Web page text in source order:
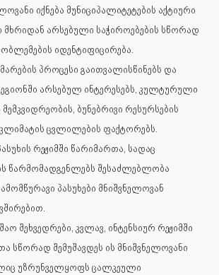
იქნება მუნიციპალიტეტების აქტიური
არსებული საჭიროებების სწორად
იდენტიფიცირება.
პროცესი გაითვალისწინებს და
არსებულ ინტერესებს, კულტურული
ბუნებრივი რესურსების
კლიმატის ცვლილების ფაქტორებს.
რეჟიმში წარიმართა, სადაც
წარმომადგენლებს შესაძლებლობა
პასუხები მნიშვნელოვან
შეხვედრები, კვლავ, ინტენსიურ რეჟიმში
სწორად შემუშავდეს ის მნიშვნელოვანი
უზრუნველყოფს ცალკეული